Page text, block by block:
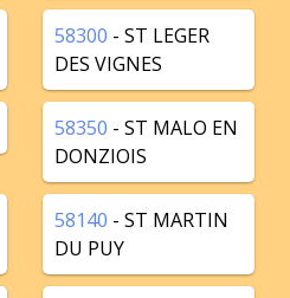
58300 - ST LEGER
DES VIGNES
58350 - ST MALO EN
DONZIOIS
58140 - ST MARTIN
DU PUY